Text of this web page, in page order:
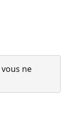
ne